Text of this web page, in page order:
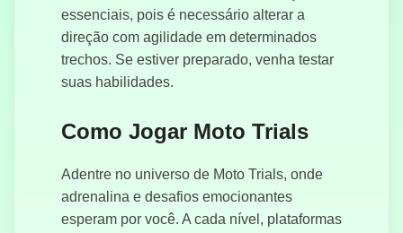
Bus Subway
Highway
Corrida na
Estrada
essenciais, pois é necessário alterar a
direção com agilidade em determinados
trechos. Se estiver preparado, venha testar
suas habilidades.
Como Jogar Moto Trials
Adentre no universo de Moto Trials, onde
adrenalina e desafios emocionantes
esperam por você. A cada nível, plataformas